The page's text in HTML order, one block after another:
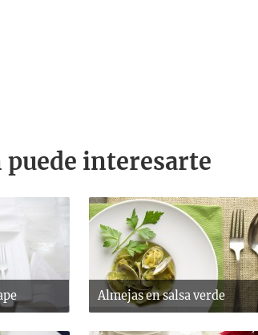
interesarte
Almejas en salsa verde